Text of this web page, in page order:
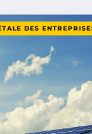
DES